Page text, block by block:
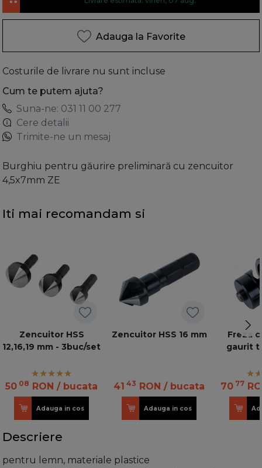
Adauga la Favorite
Costurile de livrare nu sunt incluse
Cum te putem ajuta?
Suna-ne: 031 11 00 277
Cere detalii
Trimite-ne un mesaj
Burghiu pentru găurire preliminară cu zencuitor
4,5x7mm ZE
Iti mai recomandam si
Zencuitor HSS
12,16,19 mm - 3buc/set
50 08 RON / bucata
Adauga in cos
Zencuitor HSS 16 mm
41 43 RON / bucata
Adauga in cos
Freza
gaurit
70 77
Descriere
pentru lemn, materiale plastice